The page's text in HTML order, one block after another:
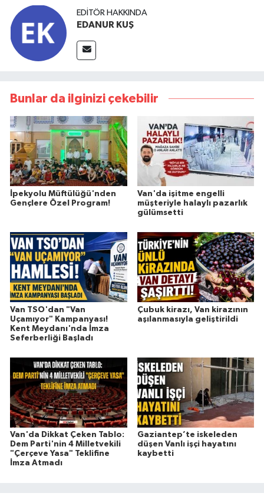
EDITÖR HAKKINDA
EDANUR KUŞ
Bunlar da ilginizi çekebilir
İpekyolu Müftülüğü'nden
Gençlere Özel Program!
Van'da işitme engelli
müşteriyle halaylı pazarlık
gülümsetti
Van TSO'dan "Van
Uçamıyor" Kampanyası!
Kent Meydanı'nda İmza
Seferberliği Başladı
Çubuk kirazı, Van kirazının
aşılanmasıyla geliştirildi
Van'da Dikkat Çeken Tablo:
Dem Parti'nin 4 Milletvekili
"Çerçeve Yasa" Teklifine
İmza Atmadı
Gaziantep’te iskeleden
düşen Vanlı işçi hayatını
kaybetti